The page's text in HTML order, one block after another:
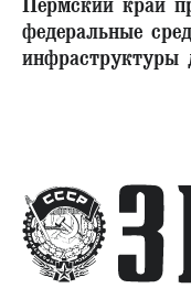
Пермский край
федеральные
инфраструктуры